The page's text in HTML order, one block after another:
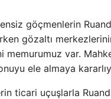
göçmenlerin
gözaltı
memurumuz var.
ele almaya
ticari uçuşlarla